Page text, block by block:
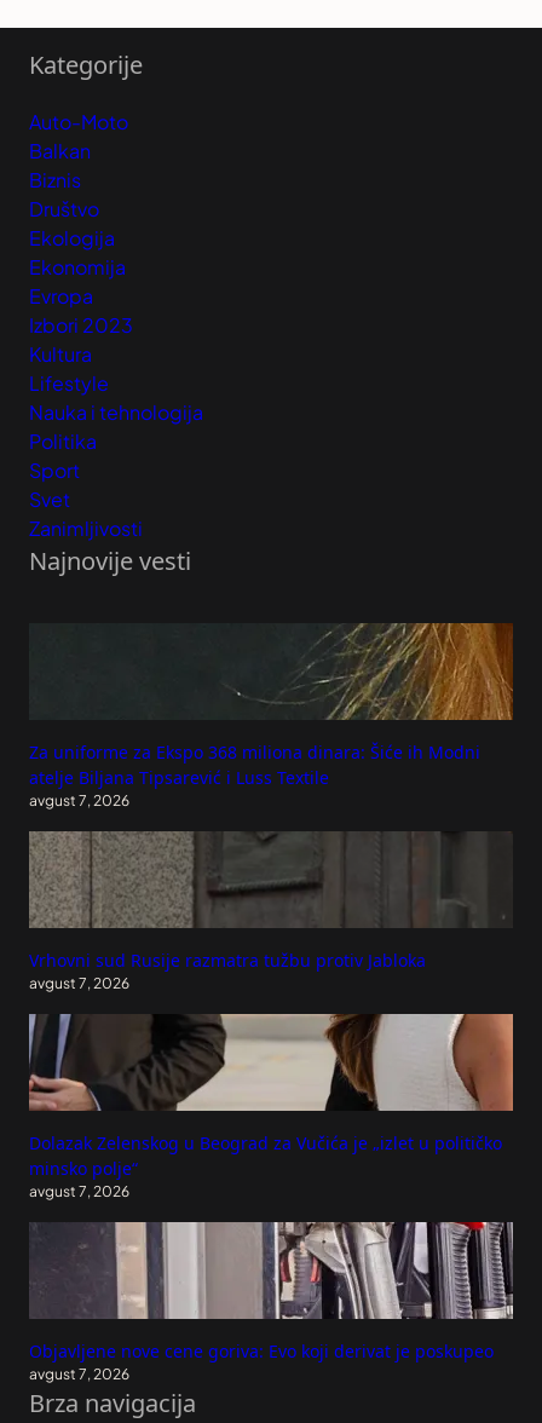
Kategorije
Auto-Moto
Balkan
Biznis
Društvo
Ekologija
Ekonomija
Evropa
Izbori 2023
Kultura
Lifestyle
Nauka i tehnologija
Politika
Sport
Svet
Zanimljivosti
Najnovije vesti
Za uniforme za Ekspo 368 miliona dinara: Šiće ih Modni
atelje Biljana Tipsarević i Luss Textile
avgust 7, 2026
Vrhovni sud Rusije razmatra tužbu protiv Jabloka
avgust 7, 2026
Dolazak Zelenskog u Beograd za Vučića je „izlet u političko
minsko polje“
avgust 7, 2026
Objavljene nove cene goriva: Evo koji derivat je poskupeo
avgust 7, 2026
Brza navigacija